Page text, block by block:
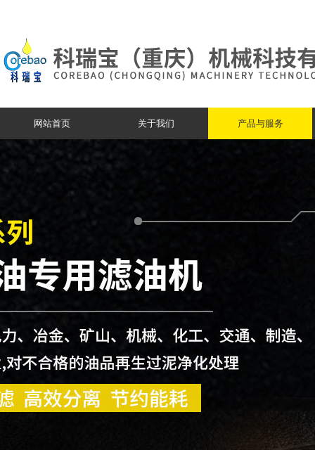
网站首页 关于我们 产品与服务